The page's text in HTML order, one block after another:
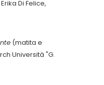
Di Felice,
(matita e
Università "G.